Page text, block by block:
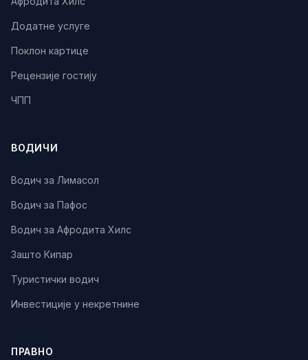
Додатне услуге
Поклон картице
Рецензије гостију
ЧПП
ВОДИЧИ
Водич за Лимасол
Водич за Пафос
Водич за Афродита Хилс
Зашто Кипар
Туристички водич
Инвестиције у некретнине
ПРАВНО